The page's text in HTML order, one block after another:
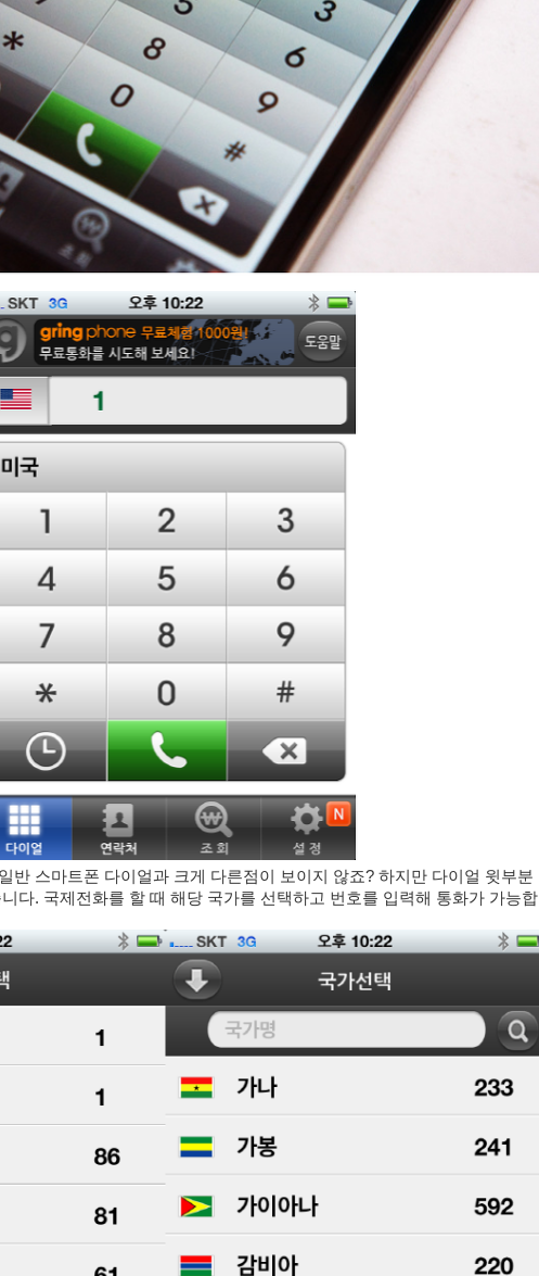
반 스마트폰 다이얼과 크게 다른점이 보이지 않죠? 하지만 다이얼 윗부분
다. 국제전화를 할 때 해당 국가를 선택하고 번호를 입력해 통화가 가능합